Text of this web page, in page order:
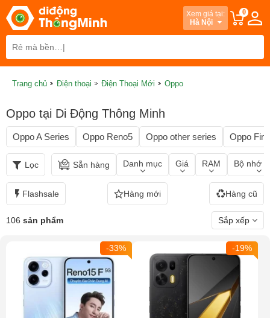
Xem giá tại:
Hà Nội
0
Trang chủ Điện thoại Điện Thoại Mới Oppo
Oppo tại Di Động Thông Minh
Oppo A Series Oppo Reno5 Oppo other series Oppo
Lọc Sẵn hàng Danh mục Giá RAM Bộ nhớ
Flashsale Hàng mới Hàng cũ
106 sản phẩm Sắp xếp
-33% -19%